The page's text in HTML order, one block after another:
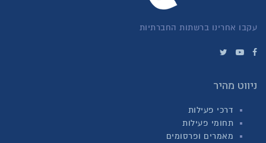
עקבו אחרינו ברשתות החברתיות
ניווט מהיר
דרכי פעילות
תחומי פעילות
מאמרים ופרסומים